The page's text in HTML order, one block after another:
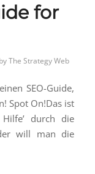
for
byThe Strategy Web
SEO-Guide,
Spot On!Das ist
Hilfe’ durch die
will man die